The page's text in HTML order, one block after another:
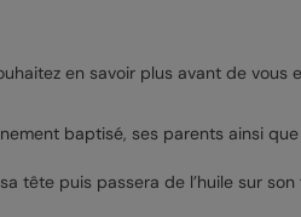
en savoir plus avant de vous
baptisé, ses parents ainsi
tête puis passera de l’huile sur son